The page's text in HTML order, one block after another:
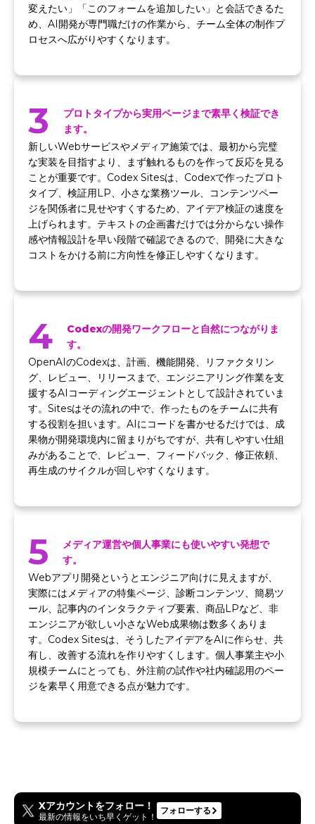
変えたい」「このフォームを追加したい」と会話できるた
め、AI開発が専門職だけの作業から、チーム全体の制作プ
ロセスへ広がりやすくなります。
3
プロトタイプから実用ページまで素早く検証でき
ます。
新しいWebサービスやメディア施策では、最初から完璧
な実装を目指すより、まず触れるものを作って反応を見る
ことが重要です。Codex Sitesは、Codexで作ったプロト
タイプ、検証用LP、小さな業務ツール、コンテンツペー
ジを関係者に見せやすくするため、アイデア検証の速度を
上げられます。テキストの企画書だけでは分からない操作
感や情報設計を早い段階で確認できるので、開発に大きな
コストをかける前に方向性を修正しやすくなります。
4
Codexの開発ワークフローと自然につながりま
す。
OpenAIのCodexは、計画、機能開発、リファクタリン
グ、レビュー、リリースまで、エンジニアリング作業を支
援するAIコーディングエージェントとして設計されていま
す。Sitesはその流れの中で、作ったものをチームに共有
する役割を担います。AIにコードを書かせるだけでは、成
果物が開発環境内に留まりがちですが、共有しやすい仕組
みがあることで、レビュー、フィードバック、修正依頼、
再生成のサイクルが回しやすくなります。
5
メディア運営や個人事業にも使いやすい発想で
す。
Webアプリ開発というとエンジニア向けに見えますが、
実際にはメディアの特集ページ、診断コンテンツ、簡易ツ
ール、記事内のインタラクティブ要素、商品LPなど、非
エンジニアが欲しい小さなWeb成果物は数多くありま
す。Codex Sitesは、そうしたアイデアをAIに作らせ、共
有し、改善する流れを作りやすくします。個人事業主や小
規模チームにとっても、外注前の試作や社内確認用のペー
ジを素早く用意できる点が魅力です。
Xアカウントをフォロー！
最新の情報をいち早くゲット！
フォローする